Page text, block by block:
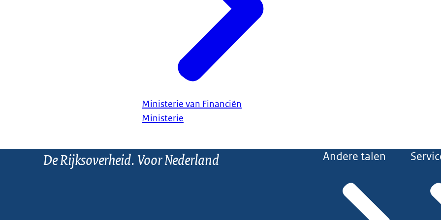
Ministerie van Financiën
Ministerie
De Rijksoverheid. Voor Nederland Andere talen